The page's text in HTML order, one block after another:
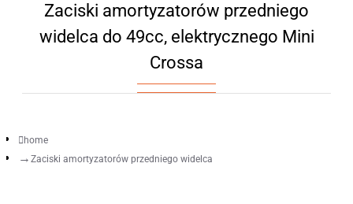
Zaciski amortyzatorów przedniego
widelca do 49cc, elektrycznego Mini
Crossa
home
Zaciski amortyzatorów przedniego widelca